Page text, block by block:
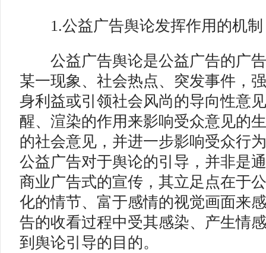
1.公益广告舆论发挥作用的机制
公益广告舆论是公益广告的广告
某一现象、社会热点、突发事件，
身利益或引领社会风尚的导向性意
醒、渲染的作用来影响受众意见的
的社会意见，并进一步影响受众行
公益广告对于舆论的引导，并非是
商业广告式的宣传，其立足点在于
化的情节、富于感情的视觉画面来
告的收看过程中受其感染、产生情
到舆论引导的目的。